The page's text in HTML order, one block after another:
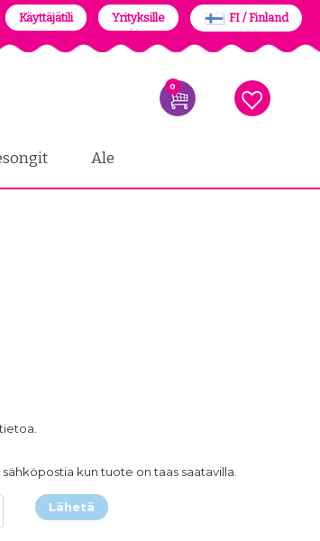
Käyttäjätili Yrityksille FI / Finland
0
Ale
kun tuote on taas saatavilla.
Lähetä